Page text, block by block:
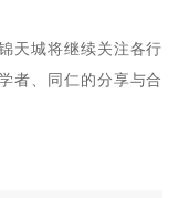
天城将继续关注各行
者、同仁的分享与合